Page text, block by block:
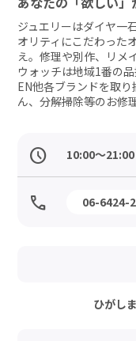
ジュエリーはダイヤ一
オリティにこだわった
え。修理や別作、リメ
ウォッチは地域1番の
EN他各ブランドを取
ん、分解掃除等のお修
10:00～21:00
06-6424-
ひがし